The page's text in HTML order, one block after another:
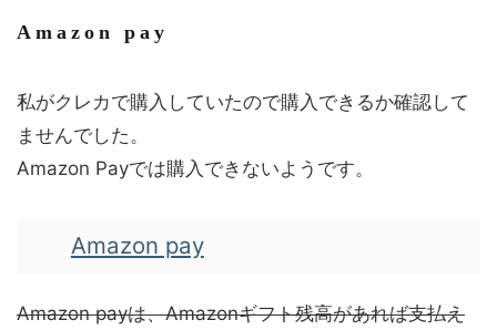
Amazon pay
私がクレカで購入していたので購入できるか確認して
ませんでした。
Amazon Payでは購入できないようです。
Amazon pay
Amazon payは、Amazonギフト残高があれば支払え